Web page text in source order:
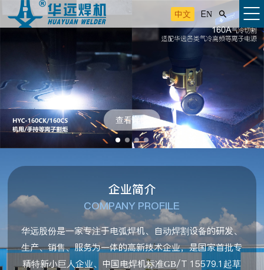
中文 EN 
查看详情
企业简介
COMPANY PROFILE
华远股份是一家专注于电弧焊机、自动焊割设备的研发、
生产、销售、服务为一体的高新技术企业，是国家首批专
精特新小巨人企业、中国电焊机标准GB/T 15579.1起草